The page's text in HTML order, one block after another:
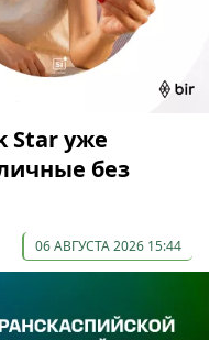
Star уже
без
06 АВГУСТА 2026 15:44